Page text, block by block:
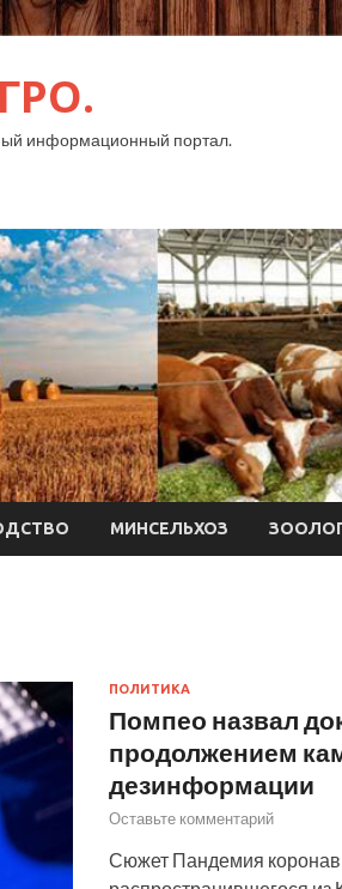
информационный портал.
МИНСЕЛЬХОЗ
ПОЛИТИКА
Помпео назвал
продолжением
дезинформации
Оставьте комментарий
Сюжет Пандемия